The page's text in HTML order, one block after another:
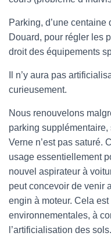
Parking, d’une
Douard, pour régler les
droit des équipements
Il n’y aura pas
curieusement.
Nous renouvelons
parking
Verne n’est pas saturé.
usage essentiellement
nouvel aspirateur à
peut concevoir de venir
engin à moteur. Cela
environnementales, à
l’artificialisation des sols.